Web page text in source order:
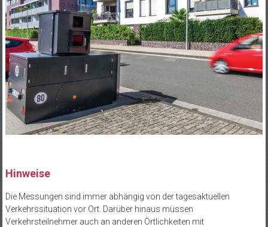
Hinweise
Die Messungen sind immer abhängig von der tagesaktuellen
Verkehrssituation vor Ort. Darüber hinaus müssen
Verkehrsteilnehmer auch an anderen Örtlichkeiten mit